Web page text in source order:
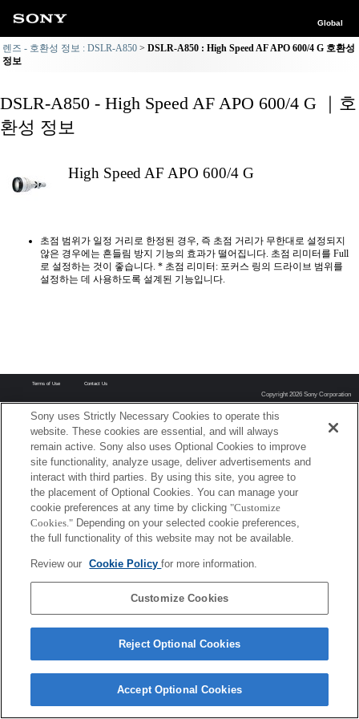
Global
렌즈 - 호환성 정보 : DSLR-A850
DSLR-A850 : High Speed AF APO 600/4 G 호환성
정보
DSLR-A850 - High Speed AF APO 600/4 G ｜호
환성 정보
High Speed AF APO 600/4 G
초점 범위가 일정 거리로 한정된 경우, 즉 초점 거리가 무한대로 설정되지
않은 경우에는 흔들림 방지 기능의 효과가 떨어집니다. 초점 리미터를 Full
로 설정하는 것이 좋습니다. * 초점 리미터: 포커스 링의 드라이브 범위를
설정하는 데 사용하도록 설계된 기능입니다.
Terms of Use Contact Us
Copyright 2026 Sony Corporation
Sony uses Strictly Necessary Cookies to operate this
website. These cookies are essential, and will always
remain active. Sony also uses Optional Cookies to improve
site functionality, analyze usage, deliver advertisements and
interact with third parties. By using this site, you agree to
the placement of Optional Cookies. You can manage your
cookie preferences at any time by clicking "Customize
Cookies." Depending on your selected cookie preferences,
the full functionality of this website may not be available.
Review our Cookie Policyfor more information.
Customize Cookies
Reject Optional Cookies
Accept Optional Cookies